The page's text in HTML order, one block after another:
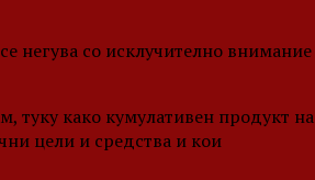
негува со исклучително внимание
туку како кумулативен продукт на
цели и средства и кои